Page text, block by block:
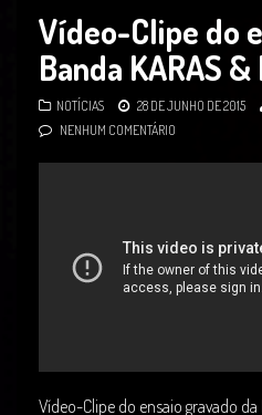
Vídeo-Clipe do
Banda KARAS &
NOTÍCIAS 28 DE JUNHO DE 2015
NENHUM COMENTÁRIO
Vídeo-Clipe do ensaio gravado da